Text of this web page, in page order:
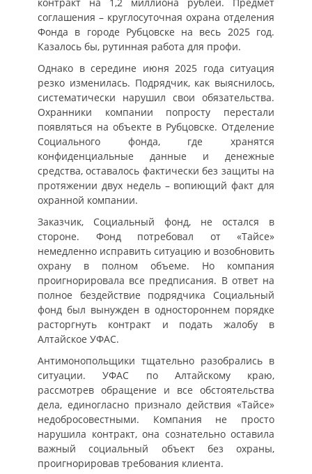
соглашения – круглосуточная охрана отделения
Фонда в городе Рубцовске на весь 2025 год.
Казалось бы, рутинная работа для профи.
Однако в середине июня 2025 года ситуация
резко изменилась. Подрядчик, как выяснилось,
систематически нарушил свои обязательства.
Охранники компании попросту перестали
появляться на объекте в Рубцовске. Отделение
Социального фонда, где хранятся
конфиденциальные данные и денежные
средства, оставалось фактически без защиты на
протяжении двух недель – вопиющий факт для
охранной компании.
Заказчик, Социальный фонд, не остался в
стороне. Фонд потребовал от «Тайсе»
немедленно исправить ситуацию и возобновить
охрану в полном объеме. Но компания
проигнорировала все предписания. В ответ на
полное бездействие подрядчика Социальный
фонд был вынужден в одностороннем порядке
расторгнуть контракт и подать жалобу в
Алтайское УФАС.
Антимонопольщики тщательно разобрались в
ситуации. УФАС по Алтайскому краю,
рассмотрев обращение и все обстоятельства
дела, единогласно признало действия «Тайсе»
недобросовестными. Компания не просто
нарушила контракт, она сознательно оставила
важный социальный объект без охраны,
проигнорировав требования клиента.